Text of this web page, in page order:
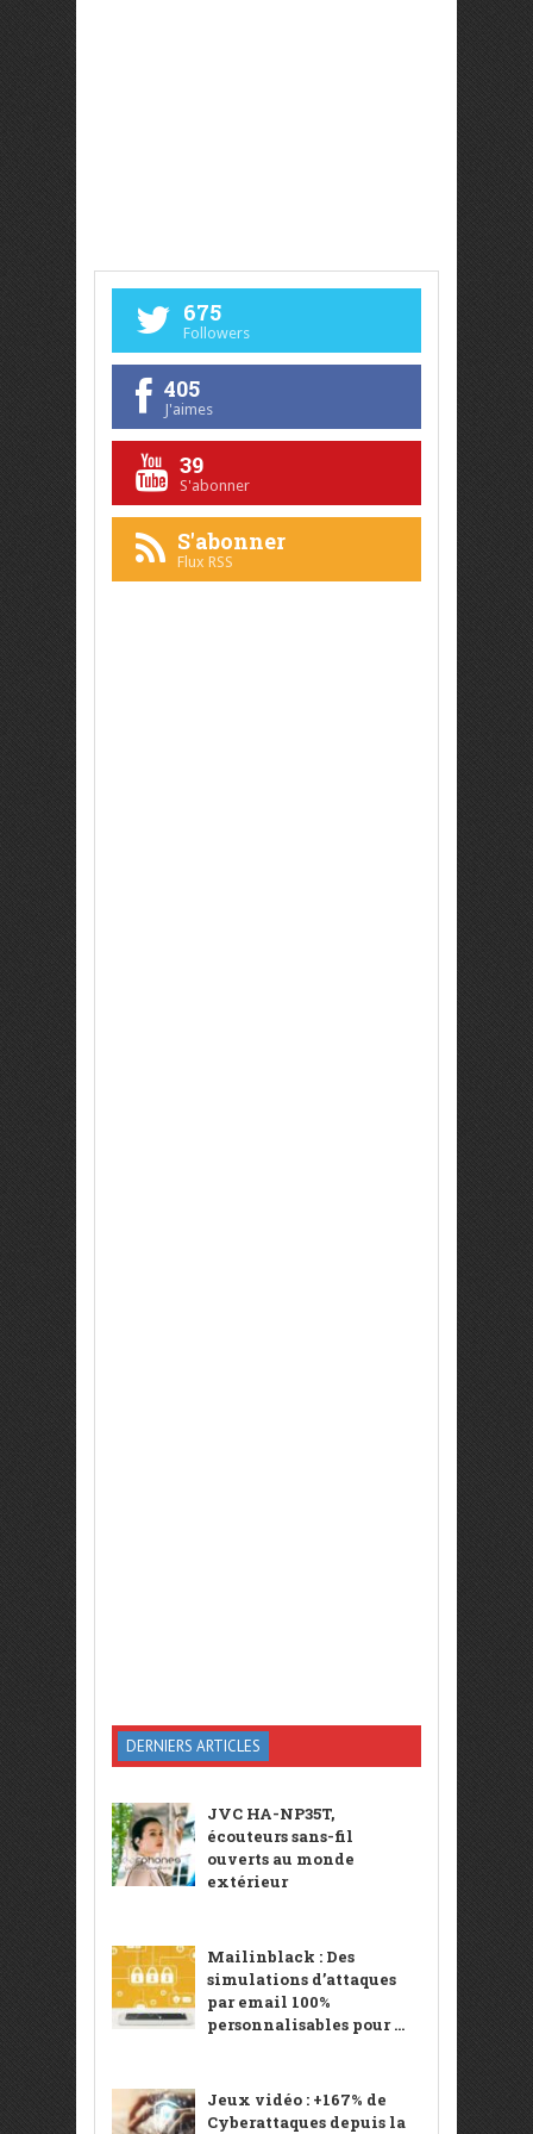
675
Followers
405
J'aimes
39
S'abonner
S'abonner
Flux RSS
DERNIERS ARTICLES
JVC HA-NP35T,
écouteurs sans-fil
ouverts au monde
extérieur
Mailinblack : Des
simulations d’attaques
par email 100%
personnalisables pour ...
Jeux vidéo : +167% de
Cyberattaques depuis la